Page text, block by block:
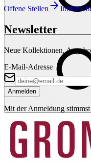
Offene Stellen
Initiativ
Newsletter
Neue Kollektionen,
E-Mail-Adresse
Anmelden
Mit der Anmeldung stimmst